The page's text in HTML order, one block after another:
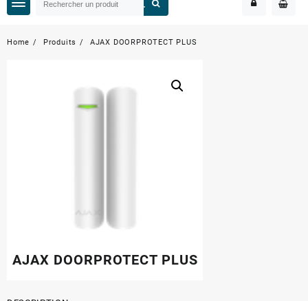
Home Produits AJAX DOORPROTECT PLUS
AJAX DOORPROTECT PLUS